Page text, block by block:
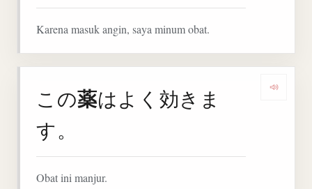
Karena masuk angin, saya minum obat.
この薬はよく効きま
す。
Obat ini manjur.